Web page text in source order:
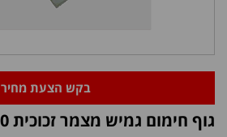
בקש הצעת מחיר
גוף חימום גמיש מצמר זכוכית 450 מ"צ